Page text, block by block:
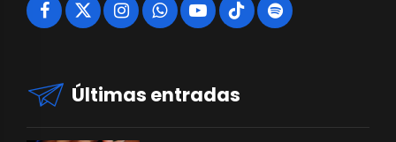
Últimas entradas